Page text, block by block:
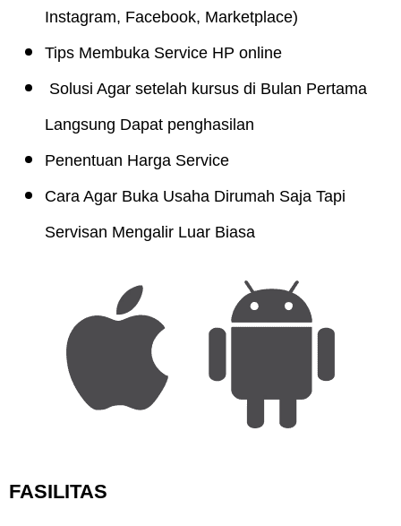
Instagram, Facebook, Marketplace)
Tips Membuka Service HP online
Solusi Agar setelah kursus di Bulan Pertama
Langsung Dapat penghasilan
Penentuan Harga Service
Cara Agar Buka Usaha Dirumah Saja Tapi
Servisan Mengalir Luar Biasa
FASILITAS